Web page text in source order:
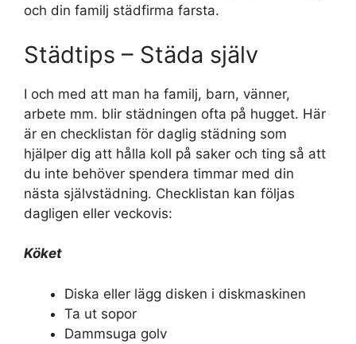
och din familj städfirma farsta.
Städtips – Städa själv
I och med att man ha familj, barn, vänner,
arbete mm. blir städningen ofta på hugget. Här
är en checklistan för daglig städning som
hjälper dig att hålla koll på saker och ting så att
du inte behöver spendera timmar med din
nästa självstädning. Checklistan kan följas
dagligen eller veckovis:
Köket
Diska eller lägg disken i diskmaskinen
Ta ut sopor
Dammsuga golv